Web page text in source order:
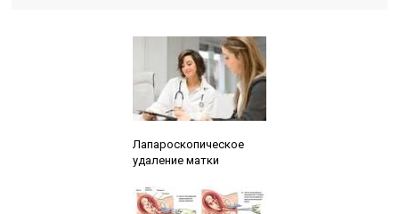
Лапароскопическое
удаление матки